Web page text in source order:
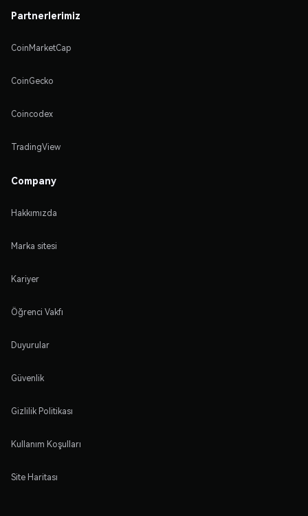
Partnerlerimiz
CoinMarketCap
CoinGecko
Coincodex
TradingView
Company
Hakkımızda
Marka sitesi
Kariyer
Öğrenci Vakfı
Duyurular
Güvenlik
Gizlilik Politikası
Kullanım Koşulları
Site Haritası